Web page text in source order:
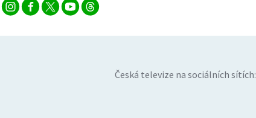
Česká televize na sociálních sítích: